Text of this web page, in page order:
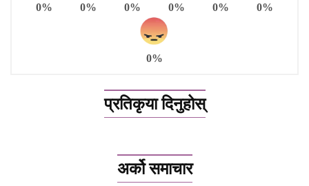
0% 0% 0% 0% 0% 0%
0%
प्रतिकृया दिनुहोस्
अर्को समाचार